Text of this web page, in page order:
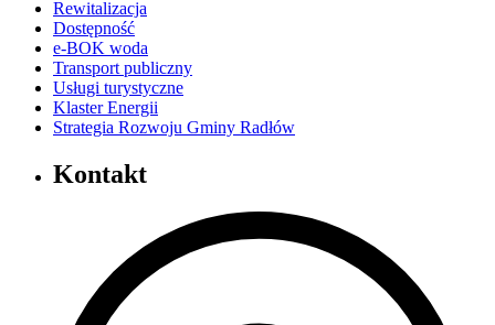
Rewitalizacja
Dostępność
e-BOK woda
Transport publiczny
Usługi turystyczne
Klaster Energii
Strategia Rozwoju Gminy Radłów
Kontakt